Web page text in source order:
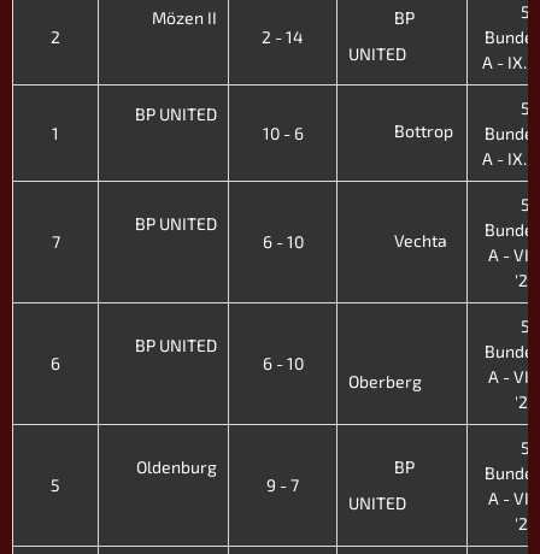
2
Mözen II
2 - 14
BP
UNITED
5.
A - IX.
1
BP UNITED
10 - 6
Bottrop
5.
A - IX.
7
BP UNITED
6 - 10
Vechta
5.
A -
'24
6
BP UNITED
6 - 10
Oberberg
5.
A -
'24
5
Oldenburg
9 - 7
BP
UNITED
5.
A -
'24